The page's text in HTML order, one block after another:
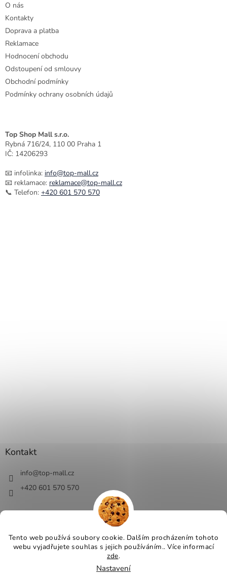
Tento web používá soubory cookie. Dalším procházením tohoto
webu vyjadřujete souhlas s jejich používáním.. Více informací
zde.
Nastavení
O nás
Kontakty
Doprava a platba
Reklamace
Hodnocení obchodu
Odstoupení od smlouvy
Obchodní podmínky
Podmínky ochrany osobních údajů
Top Shop Mall s.r.o.
Rybná 716/24, 110 00 Praha 1
IČ: 14206293
📧 infolinka: info@top-mall.cz
📧 reklamace: reklamace@top-mall.cz
📞 Telefon: +420 601 570 570
Kontakt
info@top-mall.cz
+420 601 570 570
Vytvořil Shoptet